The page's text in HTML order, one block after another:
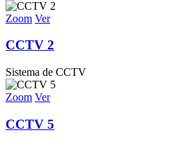
Zoom Ver
CCTV 2
Sistema de CCTV
Zoom Ver
CCTV 5